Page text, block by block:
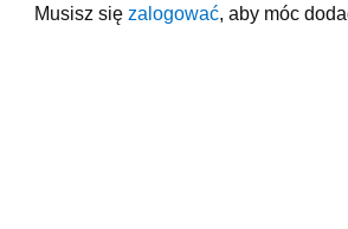
Musisz się zalogować , aby móc